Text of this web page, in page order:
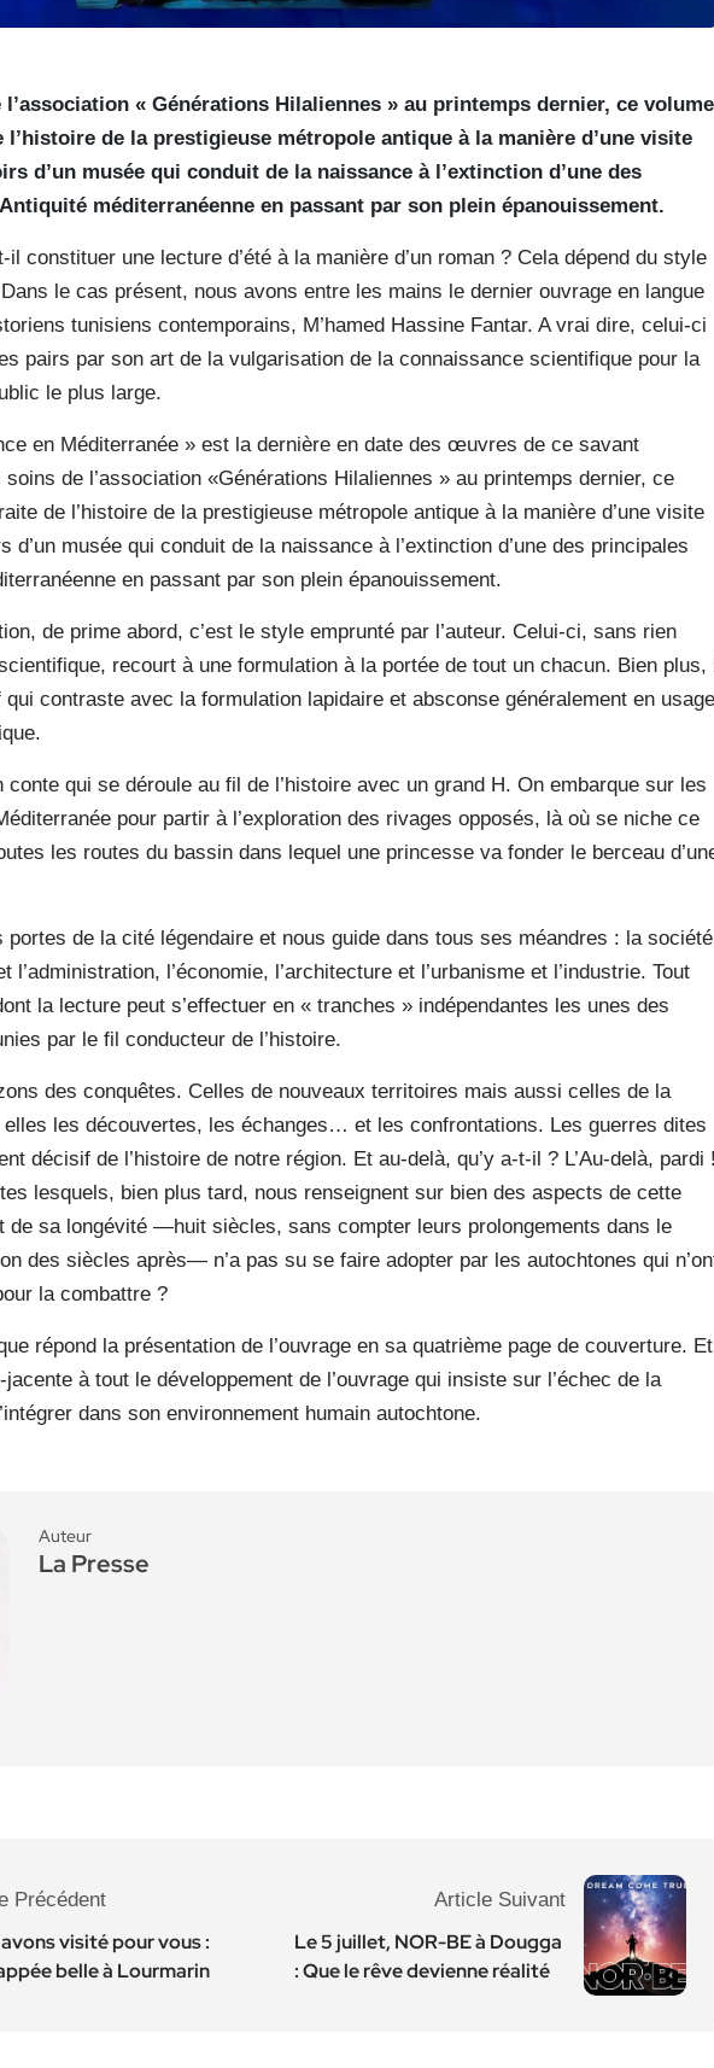
« Générations Hilaliennes » au printemps dernier, ce volume
l’histoire de la prestigieuse métropole antique à la manière d’une visite
d’un musée qui conduit de la naissance à l’extinction d’une des
méditerranéenne en passant par son plein épanouissement.
il constituer une lecture d’été à la manière d’un roman ? Cela dépend du style
le cas présent, nous avons entre les mains le dernier ouvrage en langue
tunisiens contemporains, M’hamed Hassine Fantar. A vrai dire, celui-ci
pairs par son art de la vulgarisation de la connaissance scientifique pour la
le plus large.
en Méditerranée » est la dernière en date des œuvres de ce savant
de l’association «Générations Hilaliennes » au printemps dernier, ce
de l’histoire de la prestigieuse métropole antique à la manière d’une visite
d’un musée qui conduit de la naissance à l’extinction d’une des principales
en passant par son plein épanouissement.
de prime abord, c’est le style emprunté par l’auteur. Celui-ci, sans rien
recourt à une formulation à la portée de tout un chacun. Bien plus,
contraste avec la formulation lapidaire et absconse généralement en usage
conte qui se déroule au fil de l’histoire avec un grand H. On embarque sur les
pour partir à l’exploration des rivages opposés, là où se niche ce
les routes du bassin dans lequel une princesse va fonder le berceau
portes de la cité légendaire et nous guide dans tous ses méandres : la
l’administration, l’économie, l’architecture et l’urbanisme et l’industrie. Tout
la lecture peut s’effectuer en « tranches » indépendantes les unes des
par le fil conducteur de l’histoire.
des conquêtes. Celles de nouveaux territoires mais aussi celles de la
les découvertes, les échanges… et les confrontations. Les guerres dites
décisif de l’histoire de notre région. Et au-delà, qu’y a-t-il ? L’Au-delà, pardi !
lesquels, bien plus tard, nous renseignent sur bien des aspects de cette
de sa longévité —huit siècles, sans compter leurs prolongements dans le
des siècles après— n’a pas su se faire adopter par les autochtones qui
la combattre ?
répond la présentation de l’ouvrage en sa quatrième page de couverture. Et
à tout le développement de l’ouvrage qui insiste sur l’échec de la
dans son environnement humain autochtone.
Auteur
La Presse
Précédent
visité pour vous :
belle à Lourmarin
Article Suivant
Le 5 juillet, NOR-BE à Dougga
: Que le rêve devienne réalité